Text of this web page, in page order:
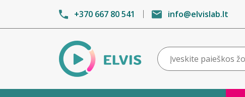
+370 667 80 541 info@elvislab.lt